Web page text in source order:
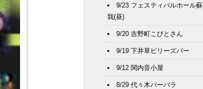
9/23 フェスティバルホール蘇
我(昼)
9/20 吉野町こびとさん
9/19 下井草ビリーズバー
9/12 関内音小屋
8/29 代々木バーバラ